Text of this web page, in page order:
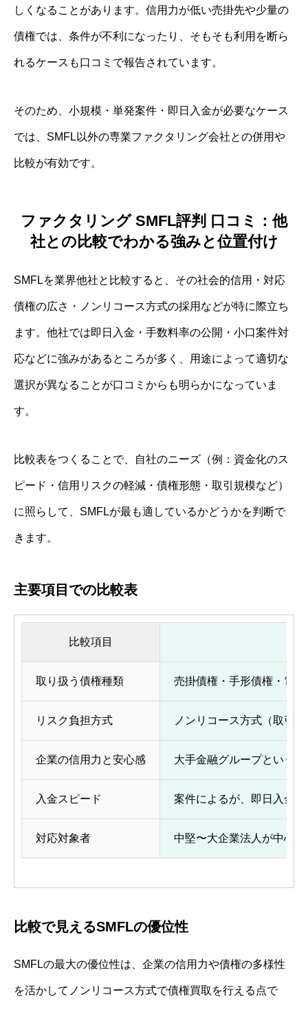
しくなることがあります。信用力が低い売掛先や少量の
債権では、条件が不利になったり、そもそも利用を断ら
れるケースも口コミで報告されています。
そのため、小規模・単発案件・即日入金が必要なケース
では、SMFL以外の専業ファクタリング会社との併用や
比較が有効です。
ファクタリング SMFL評判 口コミ：他
社との比較でわかる強みと位置付け
SMFLを業界他社と比較すると、その社会的信用・対応
債権の広さ・ノンリコース方式の採用などが特に際立ち
ます。他社では即日入金・手数料率の公開・小口案件対
応などに強みがあるところが多く、用途によって適切な
選択が異なることが口コミからも明らかになっていま
す。
比較表をつくることで、自社のニーズ（例：資金化のス
ピード・信用リスクの軽減・債権形態・取引規模など）
に照らして、SMFLが最も適しているかどうかを判断で
きます。
主要項目での比較表
比較項目
取り扱う債権種類 売掛債権・手形債権・電
リスク負担方式 ノンリコース方式（取引
企業の信用力と安心感 大手金融グループという
入金スピード 案件によるが、即日入金
対応対象者 中堅〜大企業法人が中心
比較で見えるSMFLの優位性
SMFLの最大の優位性は、企業の信用力や債権の多様性
を活かしてノンリコース方式で債権買取を行える点で